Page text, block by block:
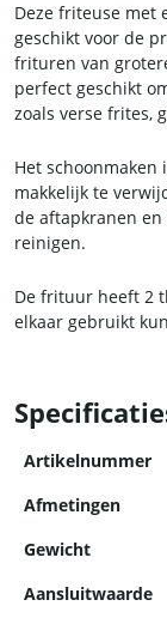
Deze friteuse met
geschikt voor de
frituren van
perfect geschikt
zoals verse frites,
Het
makkelijk te
de aftapkranen
reinigen.
De frituur heeft 2
elkaar gebruikt
gefrituurd moeten
handige draaiknop
hittebestendig
Artikelnummer
Afmetingen
Gewicht
Aansluitwaarde